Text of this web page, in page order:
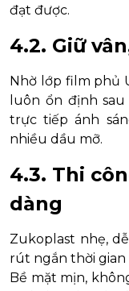
đạt được.
4.2. Giữ
Nhờ lớp film phủ
luôn ổn định
trực tiếp ánh
nhiều dầu mỡ.
4.3. Thi
dàng
Zukoplast nhẹ,
rút ngắn thời gian
Bề mặt mịn,